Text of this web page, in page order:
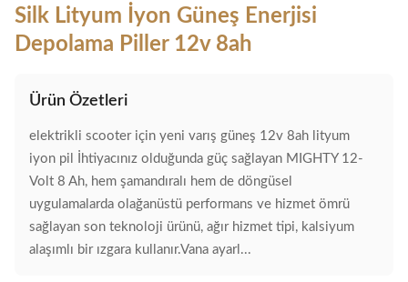
Silk Lityum İyon Güneş Enerjisi
Depolama Piller 12v 8ah
Ürün Özetleri
elektrikli scooter için yeni varış güneş 12v 8ah lityum
iyon pil İhtiyacınız olduğunda güç sağlayan MIGHTY 12-
Volt 8 Ah, hem şamandıralı hem de döngüsel
uygulamalarda olağanüstü performans ve hizmet ömrü
sağlayan son teknoloji ürünü, ağır hizmet tipi, kalsiyum
alaşımlı bir ızgara kullanır.Vana ayarl...